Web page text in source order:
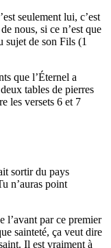
seulement lui, c’est
nous, si ce n’est que
sujet de son Fils (1
que l’Éternel a
tables de pierres
les versets 6 et 7
sortir du pays
n’auras point
l’avant par ce premier
sainteté, ça veut dire
Il est vraiment à